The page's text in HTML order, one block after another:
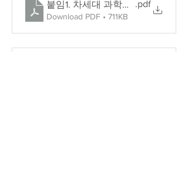
붙임1. 차세대 과학기술리더 Net 신
.pdf
Download PDF • 711KB